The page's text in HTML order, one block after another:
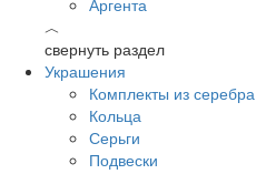
Аргента
︿
свернуть раздел
Украшения
Комплекты из серебра
Кольца
Серьги
Подвески